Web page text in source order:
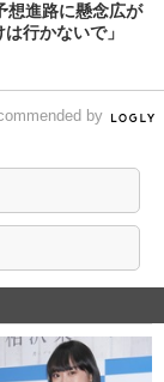
想進路に懸念広が
行かないで」
by